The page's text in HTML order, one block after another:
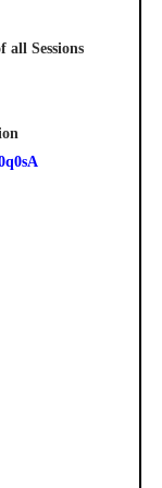
all Sessions